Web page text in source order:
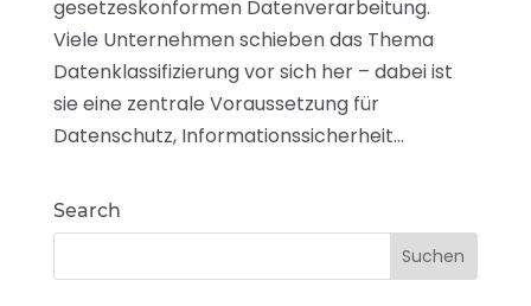
gesetzeskonformen Datenverarbeitung.
Viele Unternehmen schieben das Thema
Datenklassifizierung vor sich her – dabei ist
sie eine zentrale Voraussetzung für
Datenschutz, Informationssicherheit...
Search